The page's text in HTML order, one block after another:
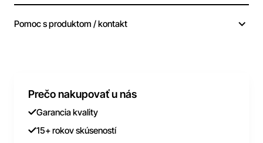
Pomoc s produktom / kontakt
Prečo nakupovať u nás
Garancia kvality
15+ rokov skúseností